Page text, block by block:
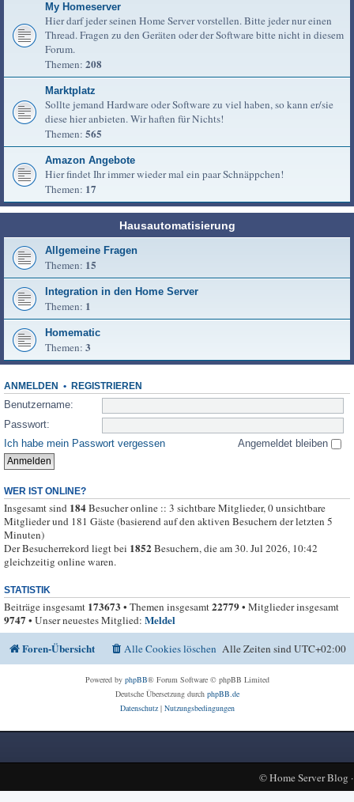
My Homeserver
Hier darf jeder seinen Home Server vorstellen. Bitte jeder nur einen
Thread. Fragen zu den Geräten oder der Software bitte nicht in diesem
Forum.
Themen: 208
Marktplatz
Sollte jemand Hardware oder Software zu viel haben, so kann er/sie
diese hier anbieten. Wir haften für Nichts!
Themen: 565
Amazon Angebote
Hier findet Ihr immer wieder mal ein paar Schnäppchen!
Themen: 17
Hausautomatisierung
Allgemeine Fragen
Themen: 15
Integration in den Home Server
Themen: 1
Homematic
Themen: 3
ANMELDEN • REGISTRIEREN
Benutzername:
Passwort:
Ich habe mein Passwort vergessen
Angemeldet bleiben
WER IST ONLINE?
Insgesamt sind 184Besucher online :: 3 sichtbare Mitglieder, 0 unsichtbare
Mitglieder und 181 Gäste (basierend auf den aktiven Besuchern der letzten 5
Minuten)
Der Besucherrekord liegt bei 1852Besuchern, die am 30. Jul 2026, 10:42
gleichzeitig online waren.
STATISTIK
Beiträge insgesamt 173673 • Themen insgesamt22779• Mitglieder insgesamt
9747• Unser neuestes Mitglied: Meldel
Foren-Übersicht
Alle Zeiten sindUTC+02:00
Alle Cookies löschen
Powered by phpBB® Forum Software © phpBB Limited
Deutsche Übersetzung durch phpBB.de
Datenschutz| Nutzungsbedingungen
©Home Server Blog